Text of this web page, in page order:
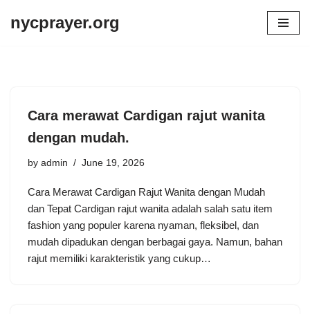
nycprayer.org
Cara merawat Cardigan rajut wanita
dengan mudah.
by admin June 19, 2026
Cara Merawat Cardigan Rajut Wanita dengan Mudah
dan Tepat Cardigan rajut wanita adalah salah satu item
fashion yang populer karena nyaman, fleksibel, dan
mudah dipadukan dengan berbagai gaya. Namun, bahan
rajut memiliki karakteristik yang cukup…